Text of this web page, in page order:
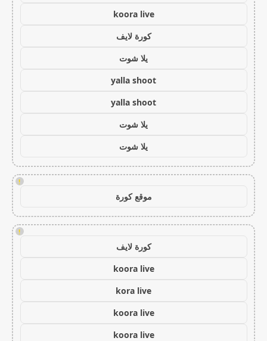
koora live
كورة لايف
يلا شوت
yalla shoot
yalla shoot
يلا شوت
يلا شوت
!
موقع كورة
!
كورة لايف
koora live
kora live
koora live
koora live